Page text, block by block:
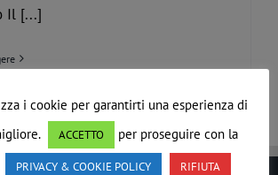
Il [...]
i cookie per garantirti una esperienza di
ACCETTO
per proseguire con la
PRIVACY & COOKIE POLICY RIFIUTA